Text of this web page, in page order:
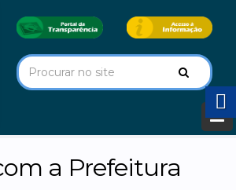
a Prefeitura